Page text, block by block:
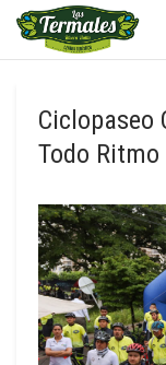
Ciclopaseo
Todo Ritmo